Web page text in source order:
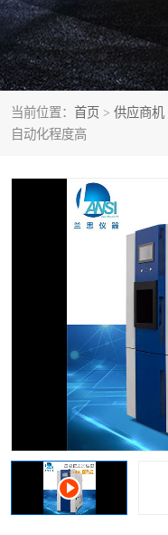
当前位置： 首页 > 供应商机
自动化程度高